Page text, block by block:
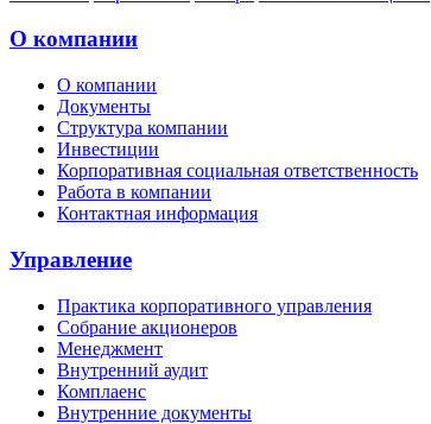
О компании
О компании
Документы
Структура компании
Инвестиции
Корпоративная социальная ответственность
Работа в компании
Контактная информация
Управление
Практика корпоративного управления
Собрание акционеров
Менеджмент
Внутренний аудит
Комплаенс
Внутренние документы